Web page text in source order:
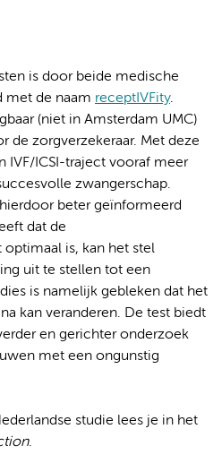
is door beide medische
met de naam receptIVFity.
(niet in Amsterdam UMC)
de zorgverzekeraar. Met deze
IVF/ICSI-traject vooraf meer
zwangerschap.
beter geïnformeerd
dat de
is, kan het stel
uit te stellen tot een
is namelijk gebleken dat het
kan veranderen. De test biedt
en gerichter onderzoek
met een ongunstig
studie lees je in het
.